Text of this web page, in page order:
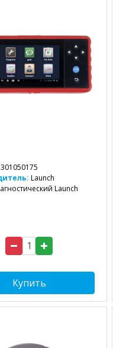
301050175
Launch
Launch
Купить